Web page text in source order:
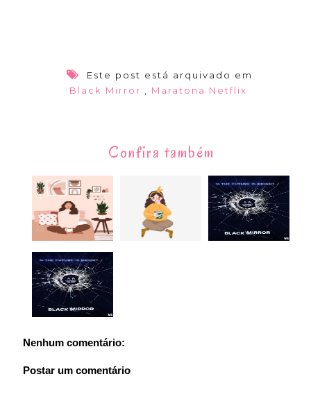
Este post está arquivado em
Black Mirror
Maratona Netflix
Confira também
Nenhum comentário:
Postar um comentário